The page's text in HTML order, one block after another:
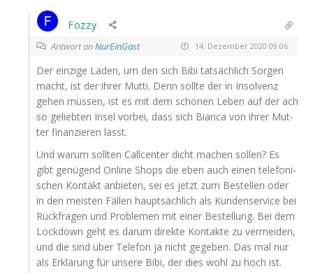
Fozzy
Antwort anNurEinGast 14. Dezember 2020 09:06
Der ein­zi­ge Laden, um den sich Bibi tat­säch­lich Sor­gen
macht, ist der ihrer Mut­ti. Denn soll­te der in Insol­venz
gehen müs­sen, ist es mit dem schö­nen Leben auf der ach
so gelieb­ten Insel vor­bei, dass sich Bian­ca von ihrer Mut­
ter finan­zie­ren lässt.
Und war­um soll­ten Call­cen­ter dicht machen sol­len? Es
gibt genü­gend Online Shops die eben auch einen tele­fo­ni­
schen Kon­takt anbie­ten, sei es jetzt zum Bestel­len oder
in den meis­ten Fäl­len haupt­säch­lich als Kun­den­ser­vice bei
Rück­fra­gen und Pro­ble­men mit einer Bestel­lung. Bei dem
Lock­down geht es dar­um direk­te Kon­tak­te zu ver­mei­den,
und die sind über Tele­fon ja nicht gege­ben. Das mal nur
als Erklä­rung für unse­re Bibi, der dies wohl zu hoch ist.